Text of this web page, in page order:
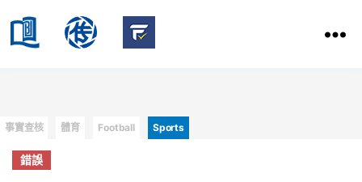
HKBU
of
Communication
Categories
事實查核 體育 Football Sports
錯誤